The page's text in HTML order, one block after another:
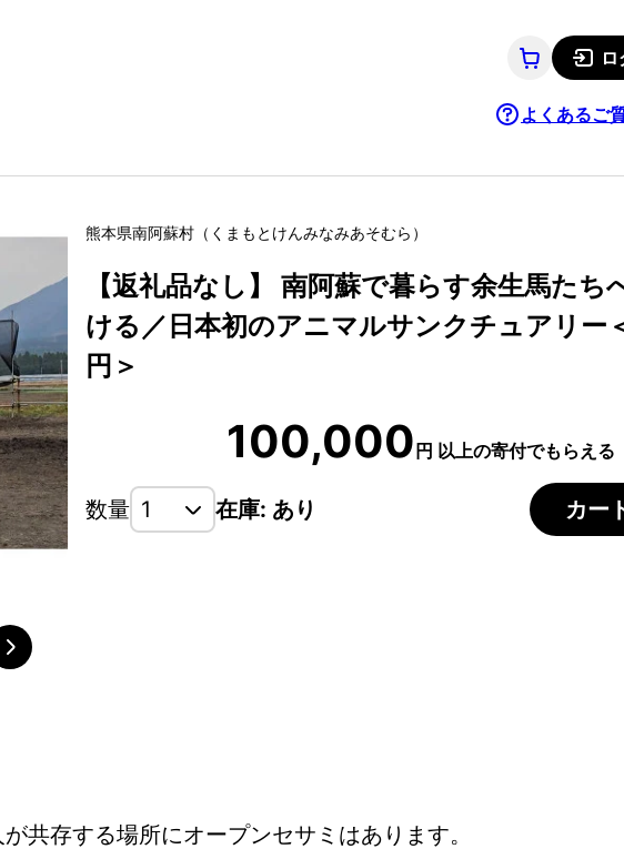
よくあるご
熊本県南阿蘇村 （ くまもとけんみなみあそむら ）
【返礼品なし】 南阿蘇で暮らす余生馬たち
ける／日本初のアニマルサンクチュアリ
円＞
100,000円 以上の寄付でもらえる
数量 在庫: あり カー
共存する場所にオープンセサミはあります。